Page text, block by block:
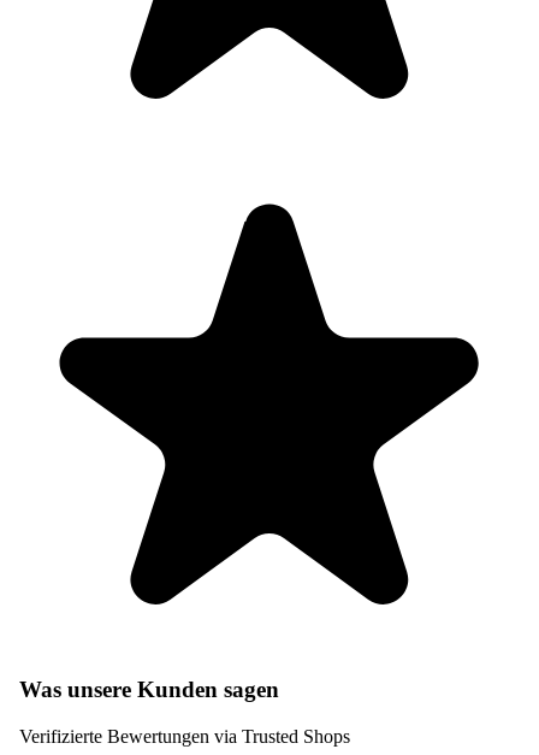
Verifizierte Bewertungen via Trusted Shops